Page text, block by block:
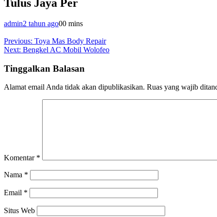
Tulus Jaya Per
admin2 tahun ago00 mins
Navigasi
pos
Previous: Toya Mas Body Repair
Next: Bengkel AC Mobil Wolofeo
Tinggalkan Balasan
Alamat email Anda tidak akan dipublikasikan. Ruas yang wajib
Komentar *
Nama *
Email *
Situs Web